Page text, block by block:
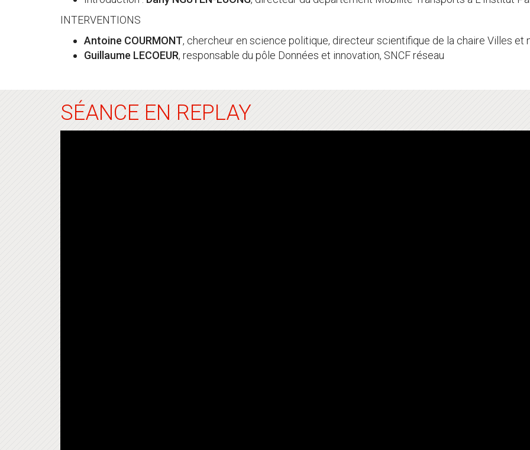
INTERVENTIONS
Antoine COURMONT, chercheur en science politique, directeur scientifique de la chaire Villes et
Guillaume LECOEUR, responsable du pôle Données et innovation, SNCF réseau
SÉANCE EN REPLAY